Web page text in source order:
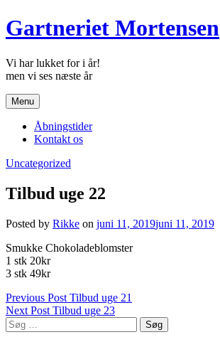
Skip
to
Gartneriet Mortensen
Vi har lukket for i år!
Menu
Åbningstider
Kontakt os
Uncategorized
Tilbud uge 22
Posted by Rikke on juni 11, 2019juni 11, 2019
Smukke Chokoladeblomster
1 stk 20kr
3 stk 49kr
Indlægsnavigation
Previous Post Tilbud uge 21
Next Post Tilbud uge 23
Søg
efter: